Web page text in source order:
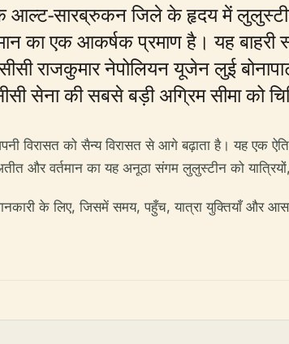
सारब्रुकन जिले के हृदय में
का एक आकर्षक प्रमाण है। यह
राजकुमार नेपोलियन यूजेन लुई
सेना की सबसे बड़ी अग्रिम सीमा को
विरासत को सैन्य विरासत से आगे बढ़ाता है। यह एक
और वर्तमान का यह अनूठा संगम लुलुस्टीन को यात्रियों,
के लिए, जिसमें समय, पहुँच, यात्रा युक्तियाँ और